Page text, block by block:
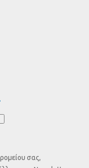
σας,